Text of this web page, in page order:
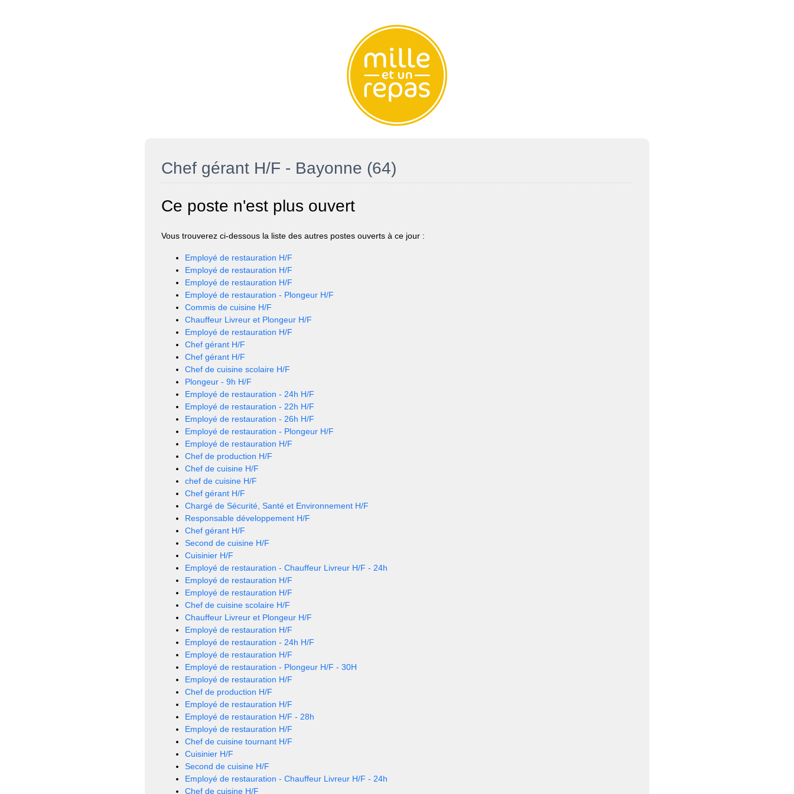
Chef gérant H/F - Bayonne (64)
Ce poste n'est plus ouvert
Vous trouverez ci-dessous la liste des autres postes ouverts à ce jour :
Employé de restauration H/F
Employé de restauration H/F
Employé de restauration H/F
Employé de restauration - Plongeur H/F
Commis de cuisine H/F
Chauffeur Livreur et Plongeur H/F
Employé de restauration H/F
Chef gérant H/F
Chef gérant H/F
Chef de cuisine scolaire H/F
Plongeur - 9h H/F
Employé de restauration - 24h H/F
Employé de restauration - 22h H/F
Employé de restauration - 26h H/F
Employé de restauration - Plongeur H/F
Employé de restauration H/F
Chef de production H/F
Chef de cuisine H/F
chef de cuisine H/F
Chef gérant H/F
Chargé de Sécurité, Santé et Environnement H/F
Responsable développement H/F
Chef gérant H/F
Second de cuisine H/F
Cuisinier H/F
Employé de restauration - Chauffeur Livreur H/F - 24h
Employé de restauration H/F
Employé de restauration H/F
Chef de cuisine scolaire H/F
Chauffeur Livreur et Plongeur H/F
Employé de restauration H/F
Employé de restauration - 24h H/F
Employé de restauration H/F
Employé de restauration - Plongeur H/F - 30H
Employé de restauration H/F
Chef de production H/F
Employé de restauration H/F
Employé de restauration H/F - 28h
Employé de restauration H/F
Chef de cuisine tournant H/F
Cuisinier H/F
Second de cuisine H/F
Employé de restauration - Chauffeur Livreur H/F - 24h
Chef de cuisine H/F